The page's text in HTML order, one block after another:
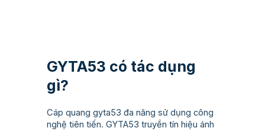
GYTA53 có tác dụng
gì?
Cáp quang gyta53 đa năng sử dụng công
nghệ tiên tiến. GYTA53 truyền tín hiệu ánh